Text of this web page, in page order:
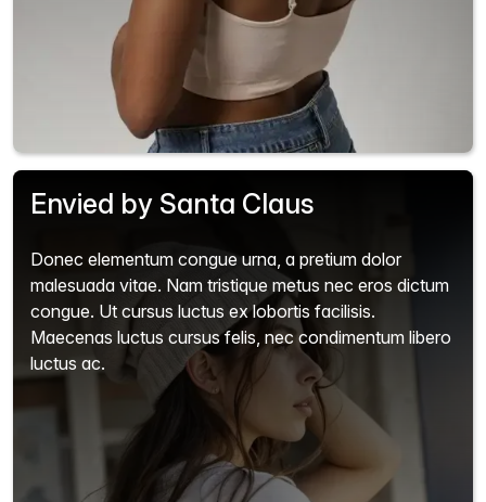
Envied by Santa Claus
Donec elementum congue urna, a pretium dolor
malesuada vitae. Nam tristique metus nec eros dictum
congue. Ut cursus luctus ex lobortis facilisis.
Maecenas luctus cursus felis, nec condimentum libero
luctus ac.